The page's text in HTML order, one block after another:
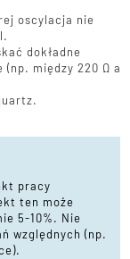
oscylacja nie
dokładne
między 220 Ω a
pracy
ten może
5-10%. Nie
względnych (np.